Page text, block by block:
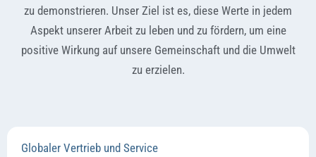
zu demonstrieren. Unser Ziel ist es, diese Werte in jedem
Aspekt unserer Arbeit zu leben und zu fördern, um eine
positive Wirkung auf unsere Gemeinschaft und die Umwelt
zu erzielen.
Globaler Vertrieb und Service